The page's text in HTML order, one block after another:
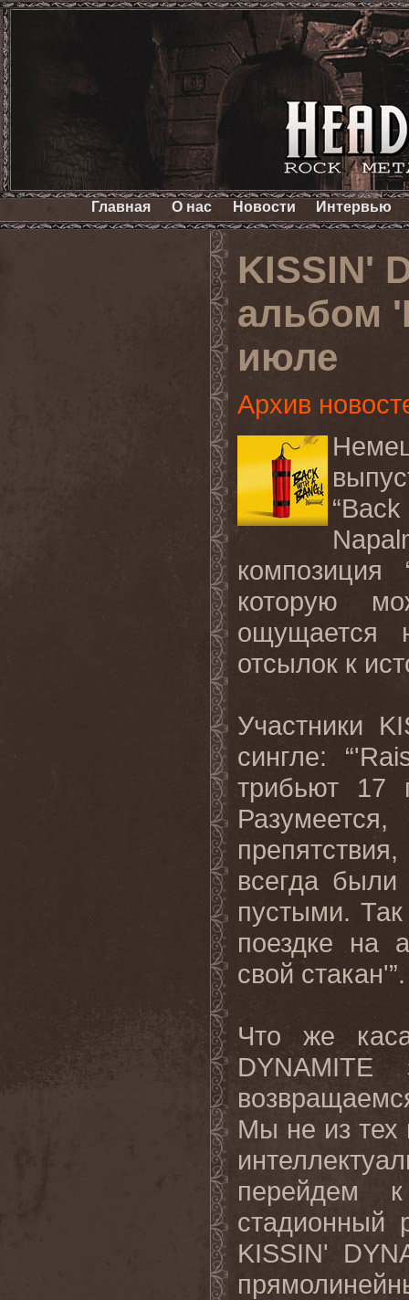
Главная О нас Новости Интервью
KISSIN'
альбом
июле
Архив
которую
ощущается
отсылок к
Участники
сингле:
трибьют 17
всегда
пустыми.
поездке на
свой стакан'”.
Что же
Мы не из тех
перейдем
стадионный
KISSIN'